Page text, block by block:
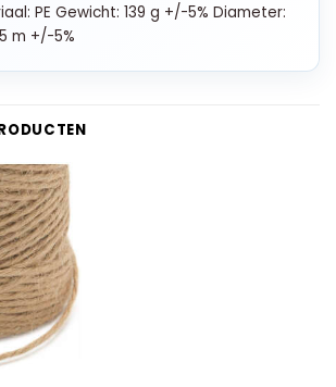
PE Gewicht: 139 g +/-5% Diameter:
m +/-5%